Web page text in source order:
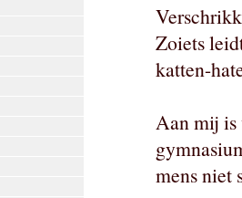
Zoiets
katten-
Aan mij is
mens niet